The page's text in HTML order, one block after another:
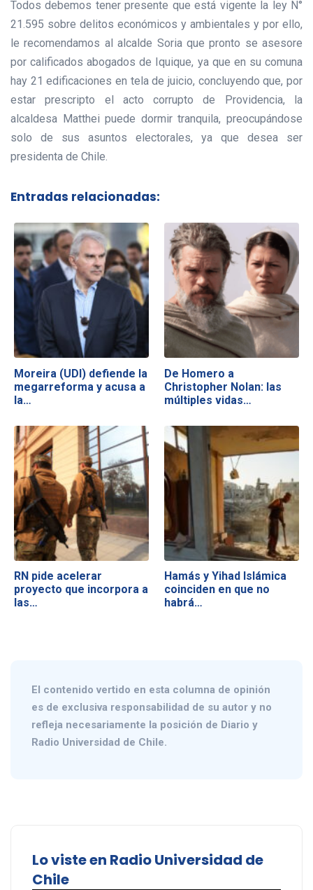
Todos debemos tener presente que está vigente la ley N°
21.595 sobre delitos económicos y ambientales y por ello,
le recomendamos al alcalde Soria que pronto se asesore
por calificados abogados de Iquique, ya que en su comuna
hay 21 edificaciones en tela de juicio, concluyendo que, por
estar prescripto el acto corrupto de Providencia, la
alcaldesa Matthei puede dormir tranquila, preocupándose
solo de sus asuntos electorales, ya que desea ser
presidenta de Chile.
Entradas relacionadas:
Moreira (UDI) defiende la
megarreforma y acusa a
la…
De Homero a
Christopher Nolan: las
múltiples vidas…
RN pide acelerar
proyecto que incorpora a
las…
Hamás y Yihad Islámica
coinciden en que no
habrá…
El contenido vertido en esta columna de opinión
es de exclusiva responsabilidad de su autor y no
refleja necesariamente la posición de Diario y
Radio Universidad de Chile.
Lo viste en Radio Universidad de
Chile